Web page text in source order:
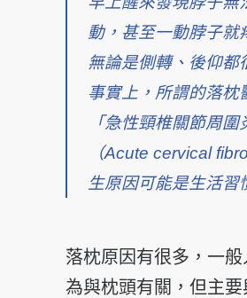
動，甚至一動脖子就
無論是側轉、後仰都
事實上，所謂的落枕
「急性頸椎關節周圍
（Acute cervical
生原因可能是生活習
落枕原因有很多，一
為與枕頭有關，但主